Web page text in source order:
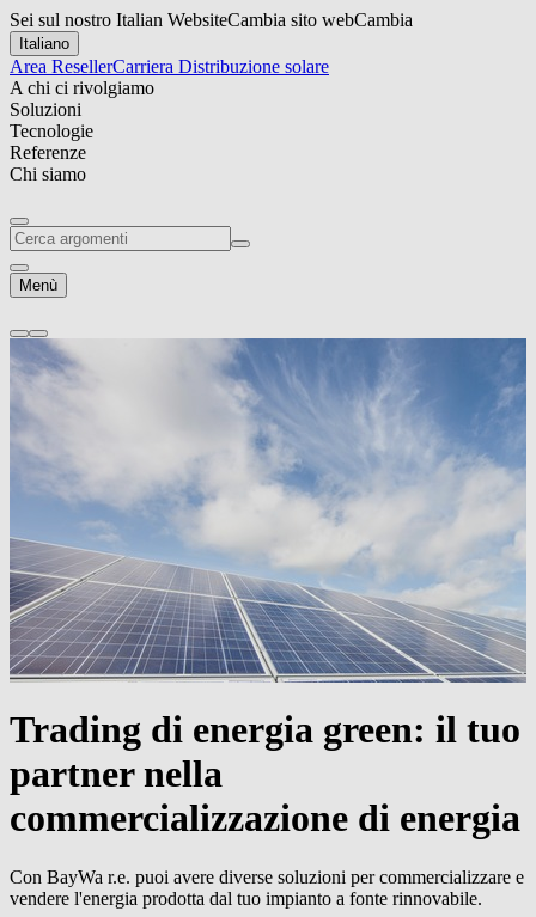
Sei sul nostro Italian WebsiteCambia sito webCambia
Italiano
Area ResellerCarriera Distribuzione solare
A chi ci rivolgiamo
Soluzioni
Tecnologie
Referenze
Chi siamo
Menù
Trading di energia green: il tuo
partner nella
commercializzazione di energia
Con BayWa r.e. puoi avere diverse soluzioni per commercializzare e
vendere l'energia prodotta dal tuo impianto a fonte rinnovabile.